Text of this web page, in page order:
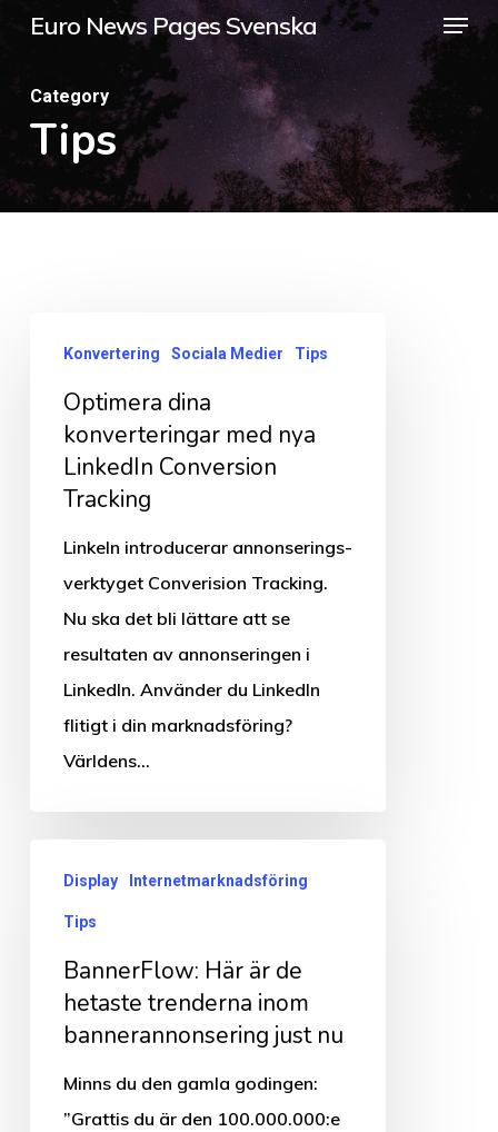
Skip
main
content
Euro News Pages Svenska Menu
Category
Tips
dina
konverteringar
LinkedIn
Conversion
Tracking
Konvertering Sociala Medier Tips
Optimera dina
konverteringar med nya
LinkedIn Conversion
Tracking
LinkeIn introducerar annonserings-
verktyget Converision Tracking.
Nu ska det bli lättare att se
resultaten av annonseringen i
LinkedIn. Använder du LinkedIn
flitigt i din marknadsföring?
Världens…
hetaste
trenderna
Display Internetmarknadsföring
Tips
BannerFlow: Här är de
hetaste trenderna inom
bannerannonsering just nu
Minns du den gamla godingen:
”Grattis du är den 100.000.000:e
Menu